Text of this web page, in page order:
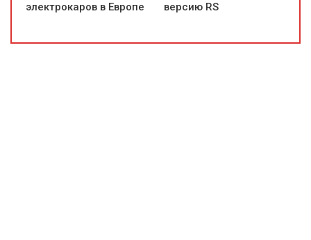
электрокаров в Европе
версию RS